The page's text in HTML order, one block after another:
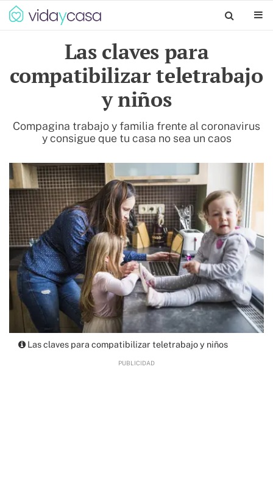
Las claves para
compatibilizar teletrabajo
y niños
Compagina trabajo y familia frente al coronavirus
y consigue que tu casa no sea un caos
Las claves para compatibilizar teletrabajo y niños